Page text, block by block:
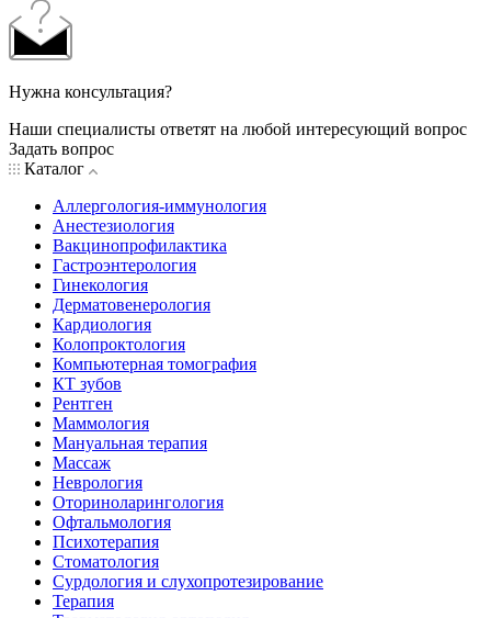
Нужна консультация?
Наши специалисты ответят на любой интересующий вопрос
Задать вопрос
Каталог
Аллергология-иммунология
Анестезиология
Вакцинопрофилактика
Гастроэнтерология
Гинекология
Дерматовенерология
Кардиология
Колопроктология
Компьютерная томография
КТ зубов
Рентген
Маммология
Мануальная терапия
Массаж
Неврология
Оториноларингология
Офтальмология
Психотерапия
Стоматология
Сурдология и слухопротезирование
Терапия